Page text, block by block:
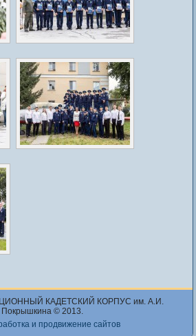
КАДЕТСКИЙ КОРПУС им. А.И.
Покрышкина © 2013.
и продвижение сайтов